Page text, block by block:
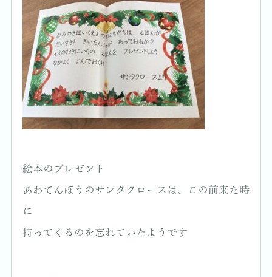
絵本のプレゼント
あわてんぼうのサンタクロースは、この前来た時
に
持ってくるのを忘れていたようです